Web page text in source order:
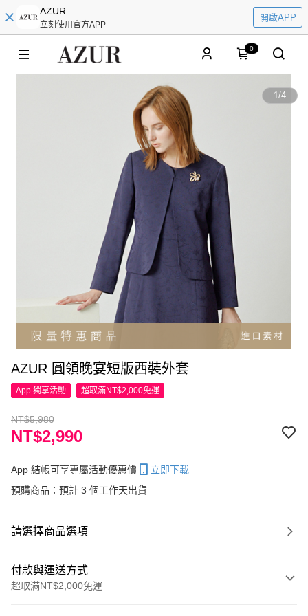
AZUR
立刻使用官方APP
開啟APP
0
1/4
AZUR 圓領晚宴短版西裝外套
App 獨享活動 超取滿NT$2,000免運
NT$5,980
NT$2,990
App 結帳可享專屬活動優惠價
立即下載
預購商品：預計 3 個工作天出貨
請選擇商品選項
付款與運送方式
超取滿NT$2,000免運